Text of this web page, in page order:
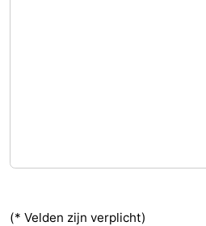
(* Velden zijn verplicht)